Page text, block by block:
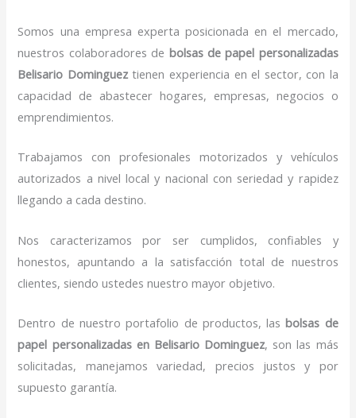
Somos una empresa experta posicionada en el mercado,
nuestros colaboradores de bolsas de papel personalizadas
Belisario Domingueztienen experiencia en el sector, con la
capacidad de abastecer hogares, empresas, negocios o
emprendimientos.
Trabajamos con profesionales motorizados y vehículos
autorizados a nivel local y nacional con seriedad y rapidez
llegando a cada destino.
Nos caracterizamos por ser cumplidos, confiables y
honestos, apuntando a la satisfacción total de nuestros
clientes, siendo ustedes nuestro mayor objetivo.
Dentro de nuestro portafolio de productos, lasbolsas de
papel personalizadas en Belisario Dominguez, son las más
solicitadas, manejamos variedad, precios justos y por
supuesto garantía.